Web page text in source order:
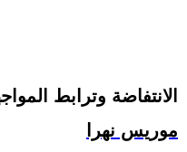
الانتفاضة وترابط
موريس نهرا